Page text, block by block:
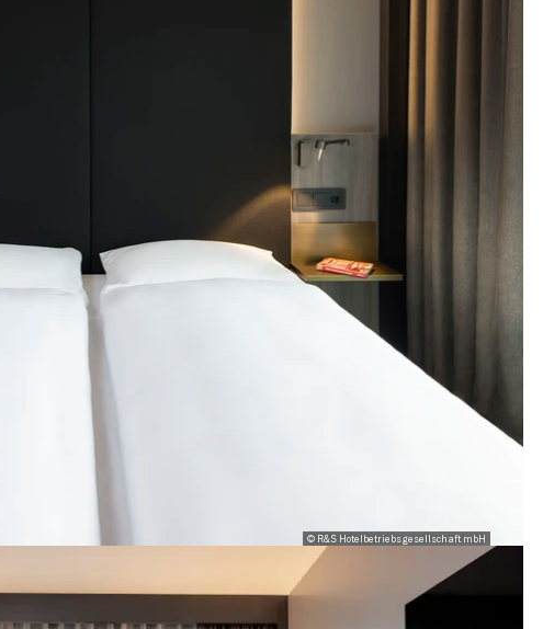
© R&S Hotelbetriebsgesellschaft mbH